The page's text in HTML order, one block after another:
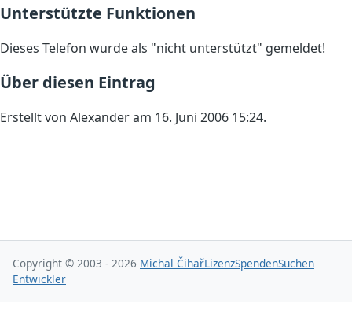
Unterstützte Funktionen
Dieses Telefon wurde als "nicht unterstützt" gemeldet!
Über diesen Eintrag
Erstellt von Alexander am 16. Juni 2006 15:24.
Copyright © 2003 - 2026 Michal ČihařLizenzSpendenSuchen
Entwickler